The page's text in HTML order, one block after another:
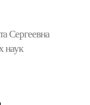
Сергеевна
наук